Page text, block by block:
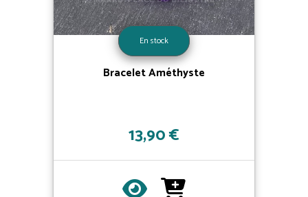
En stock
Bracelet Améthyste
13,90 €